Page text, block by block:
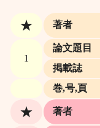
★ 著者
1
論文題目
掲載誌
巻,号,頁
★ 著者